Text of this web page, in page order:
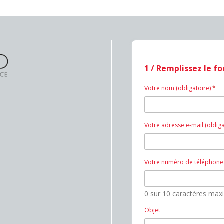
1 / Remplissez le
Votre nom (obligatoire)*
Votre adresse e-mail
Votre numéro de
0 sur 10 caractères
Objet